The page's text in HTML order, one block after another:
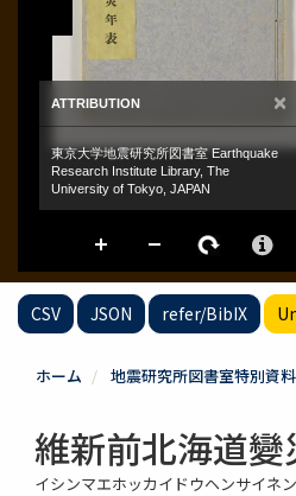
CSV JSON refer/BibIX
ホーム 地震研究所図書室特別資料
維新前北海道變
イシンマエホッカイドウヘンサイネ